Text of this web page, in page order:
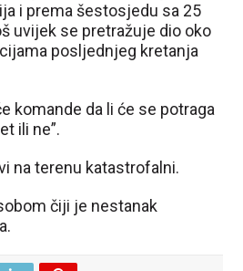
i prema šestosjedu sa 25
uvijek se pretražuje dio oko
posljednjeg kretanja
komande da li će se potraga
ili ne”.
na terenu katastrofalni.
čiji je nestanak